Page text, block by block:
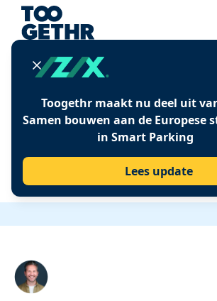
Toogethr maakt nu deel uit
Samen bouwen aan de Europese
in Smart Parking
Lees update
WAAROM MIXED-
VASTGOED DE
TOEKOMST VAN
WERKPLEK IS